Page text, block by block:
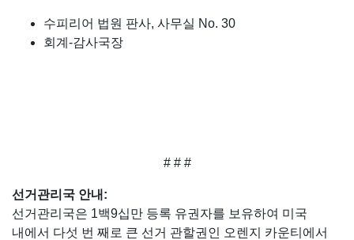
수피리어 법원 판사, 사무실 No. 30
회계-감사국장
# # #
선거관리국 안내 :
선거관리국은 1백9십만 등록 유권자를 보유하여 미국
내에서 다섯 번 째로 큰 선거 관할권인 오렌지 카운티에서